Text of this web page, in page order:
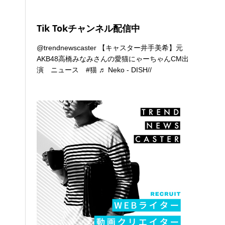
Tik Tokチャンネル配信中
@trendnewscaster 【キャスター井手美希】元
AKB48高橋みなみさんの愛猫にゃーちゃんCM出
演 ニュース#猫 ♬ Neko - DISH//